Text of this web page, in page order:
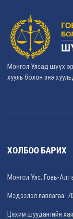
Монгол Улсад шүүх
хууль болон энэ
ХОЛБОО БАРИХ
Монгол Улс, Говь-
Мэдээлэл лавлагаа:
Цахим шуудангийн